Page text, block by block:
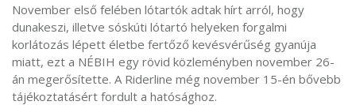
November első felében lótartók adtak hírt arról, hogy
dunakeszi, illetve sóskúti lótartó helyeken forgalmi
korlátozás lépett életbe fertőző kevésvérűség gyanúja
miatt, ezt a NÉBIH egy rövid közleményben november 26-
án megerősítette. A Riderline még november 15-én bővebb
tájékoztatásért fordult a hatósághoz.